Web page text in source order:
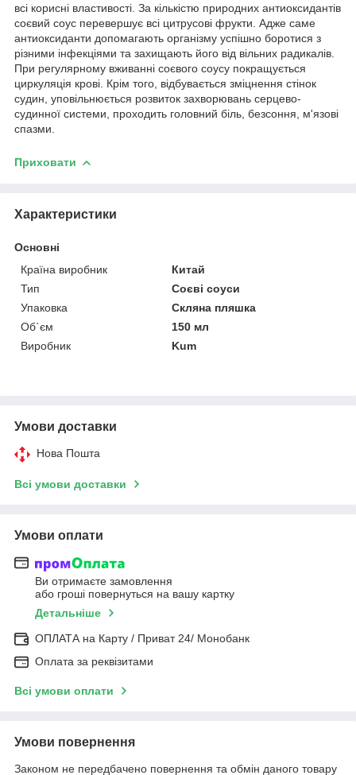
всі корисні властивості. За кількістю природних антиоксидантів
соєвий соус перевершує всі цитрусові фрукти. Адже саме
антиоксиданти допомагають організму успішно боротися з
різними інфекціями та захищають його від вільних радикалів.
При регулярному вживанні соєвого соусу покращується
циркуляція крові. Крім того, відбувається зміцнення стінок
судин, уповільнюється розвиток захворювань серцево-
судинної системи, проходить головний біль, безсоння, м'язові
спазми.
Приховати
Характеристики
Основні
Країна виробник
Китай
Тип
Соєві соуси
Упаковка
Скляна пляшка
Об`єм
150 мл
Виробник
Kum
Умови доставки
Нова Пошта
Всі умови доставки
Умови оплати
Ви отримаєте замовлення
або гроші повернуться на вашу картку
Детальніше
ОПЛАТА на Карту / Приват 24/ Монобанк
Оплата за реквізитами
Всі умови оплати
Умови повернення
Законом не передбачено повернення та обмін даного товару